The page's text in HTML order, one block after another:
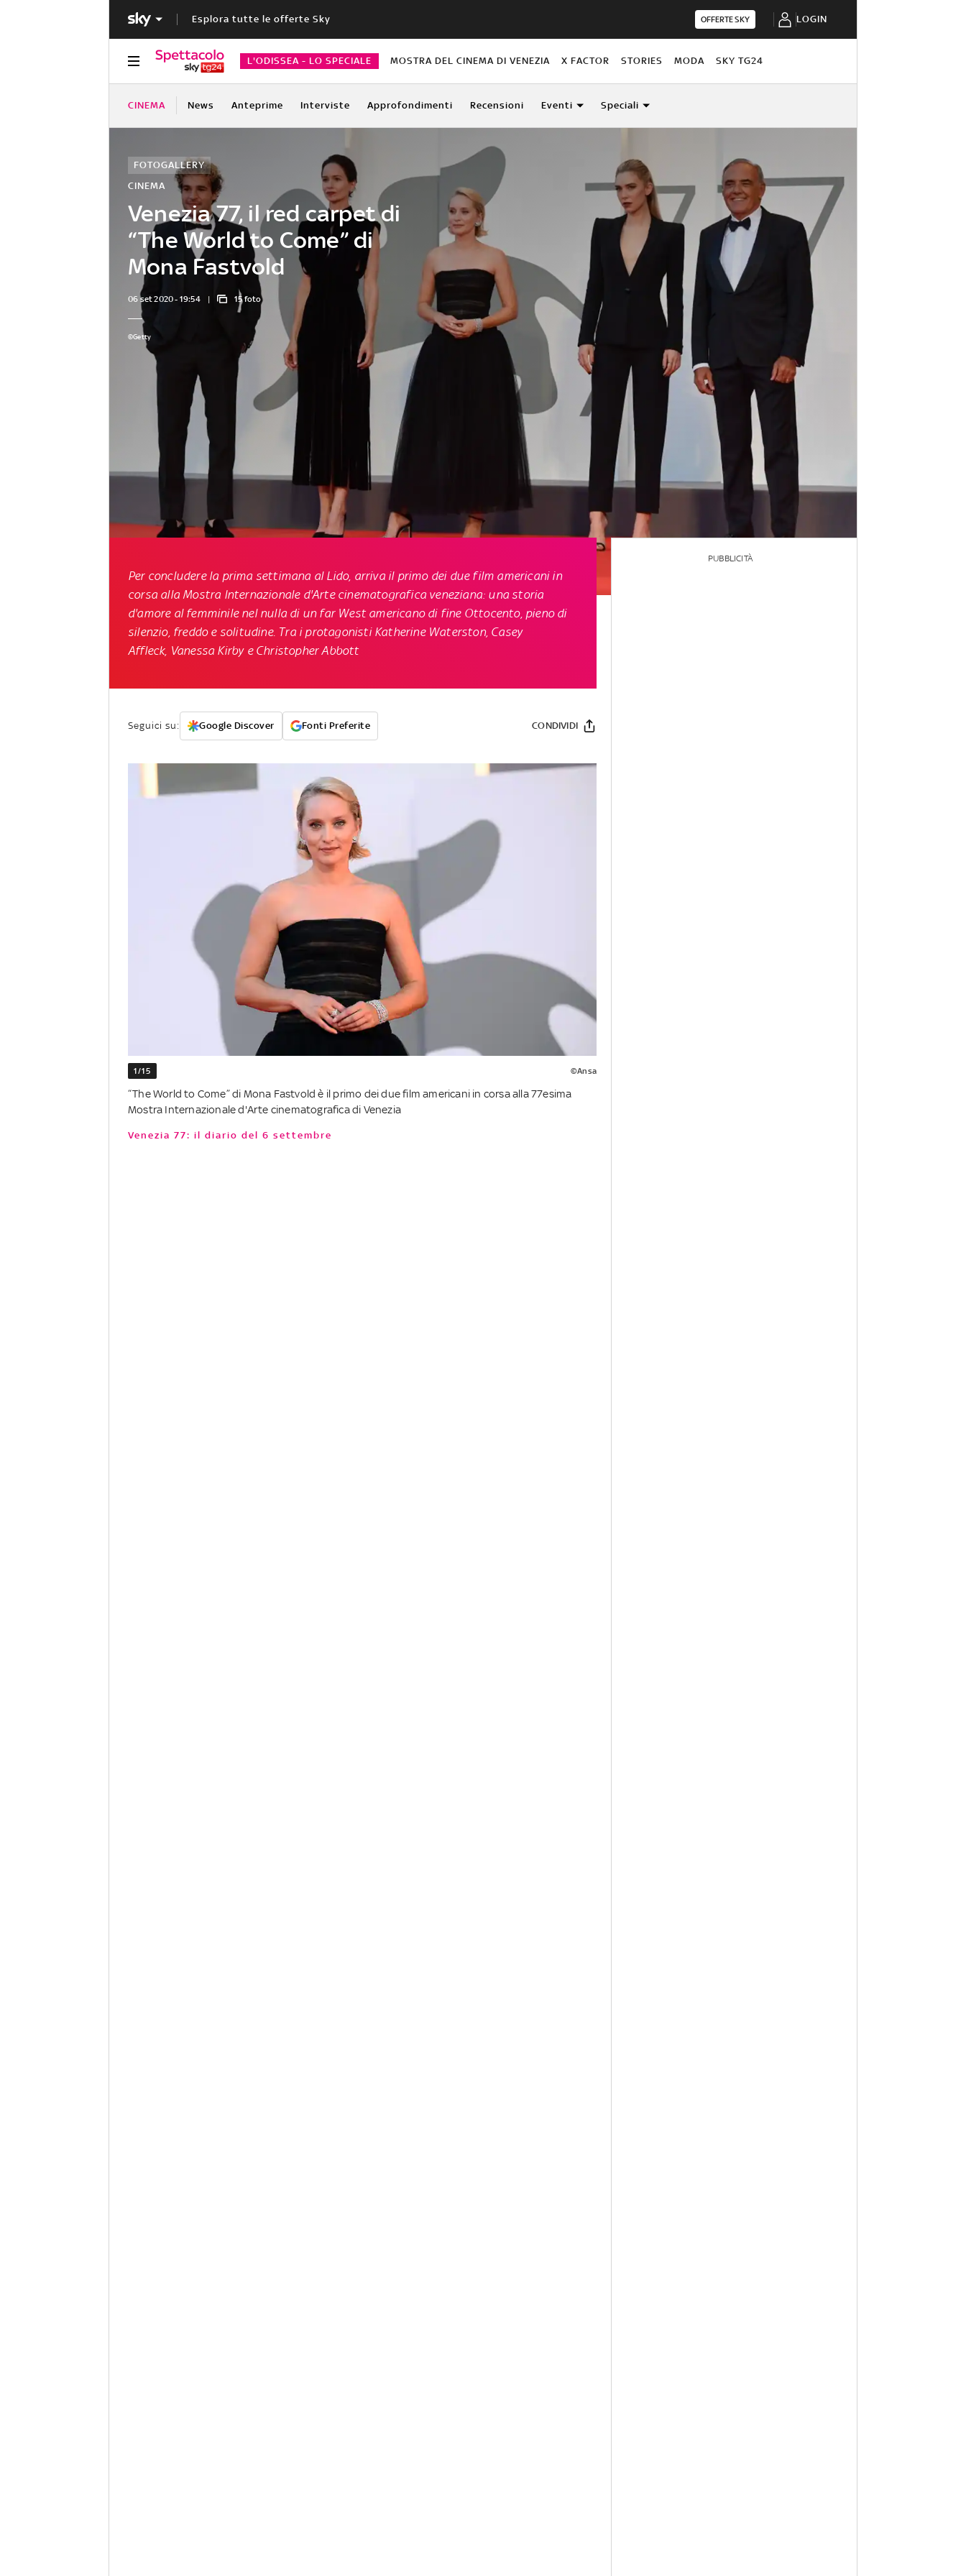
Esplora tutte le offerte Sky OFFERTE SKY LOGIN
L'ODISSEA - LO SPECIALE MOSTRA DEL CINEMA DI VENEZIA X FACTOR STORIES MODA SKY TG24
CINEMA News Anteprime Interviste Approfondimenti Recensioni Eventi Speciali
Venezia 77, il red carpet di
“The World to Come” di
Mona Fastvold
CINEMA
FOTOGALLERY
06 set 2020 - 19:54 15 foto
©Getty
Per concludere la prima settimana al Lido, arriva il primo dei due film americani in
corsa alla Mostra Internazionale d'Arte cinematografica veneziana: una storia
d'amore al femminile nel nulla di un far West americano di fine Ottocento, pieno di
silenzio, freddo e solitudine. Tra i protagonisti Katherine Waterston, Casey
Affleck, Vanessa Kirby e Christopher Abbott
Seguici su: Google Discover Fonti Preferite CONDIVIDI
1/15 ©Ansa
“The World to Come” di Mona Fastvold è il primo dei due film americani in corsa alla 77esima
Mostra Internazionale d'Arte cinematografica di Venezia
Venezia 77: il diario del 6 settembre
PUBBLICITÀ